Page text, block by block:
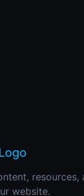
resources,
website.